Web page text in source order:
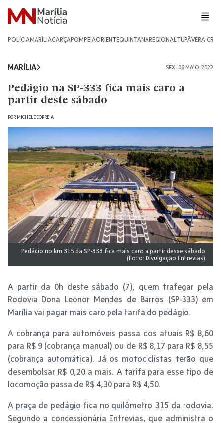
POLÍCIAMARÍLIAGARÇAPOMPEIAORIENTEQUINTANAREGIONALTUPÃVERA CRUZ
MARÍLIA SEX. 06 MAIO. 2022
Pedágio na SP-333 fica mais caro a
partir deste sábado
POR MICHELE CORREIA
Pedágio no km 315 da SP-333 fica mais caro a partir desse sábado
(Foto: Divulgação Entrevias)
A partir da 0h deste sábado (7), quem trafegar pela
Rodovia Dona Leonor Mendes de Barros (SP-333) em
Marília vai pagar mais caro pela tarifa do pedágio.
A cobrança para automóveis passa dos atuais R$ 8,60
para R$ 9 (cobrança manual) ou de R$ 8,17 para R$ 8,55
(cobrança automática). Já os motociclistas terão que
desembolsar R$ 0,20 a mais. A tarifa para esse tipo de
locomoção passa de R$ 4,30 para R$ 4,50.
A praça de pedágio fica no quilômetro 315 da rodovia.
Segundo a concessionária Entrevias, que administra o